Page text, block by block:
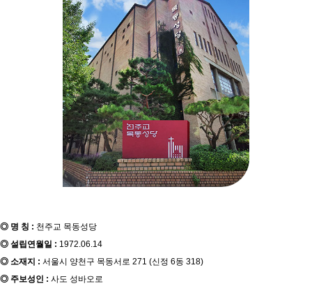
◎ 명 칭 : 천주교 목동성당
◎ 설립연월일 : 1972.06.14
◎ 소재지 : 서울시 양천구 목동서로 271 (신정 6동 318)
◎ 주보성인 : 사도 성바오로